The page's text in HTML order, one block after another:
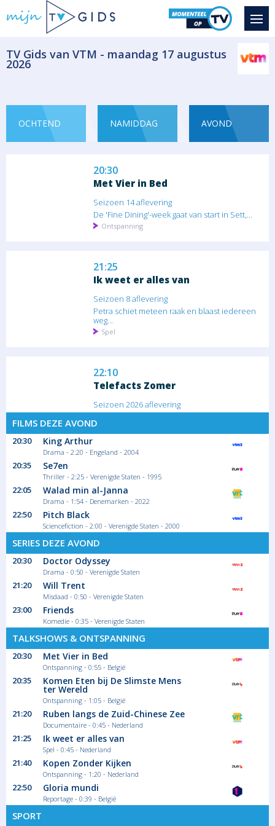
​TV Gids van VTM - maandag 17 augustus
2026
OCHTEND NAMIDDAG AVOND
Magazine - duiding Informatief
In Kaapstad heeft Jelle na lang nadenken
een...
Ontspanning
20:30
Met Vier in Bed
Seizoen 14 aflevering
De 'Fine Dining'-week gaat van start in Sett,...
Ontspanning
21:25
Ik weet er alles van
Seizoen 8 aflevering
Petra schiet meteen raak en blaast iedereen
weg...
Spel
22:10
Telefacts Zomer
Seizoen 2026 aflevering
'next...
23:10
Chicago P.D
Upton wordt verrast door een telefoontje
van Sean...
NYPD Blue
De politierechercheurs onderzoeken een...
Serie/Feuilleton Misdaad
FILMS DEZE AVOND
20:30 King Arthur
Drama - 2:20 - Engeland - 2004
20:35 Se7en
Thriller - 2:25 - Verenigde Staten - 1995
22:05 Walad min al-Janna
Drama - 1:54 - Denemarken - 2022
22:50 Pitch Black
Sciencefiction - 2:00 - Verenigde Staten - 2000
SERIES DEZE AVOND
20:30 Doctor Odyssey
Drama - 0:50 - Verenigde Staten
21:20 Will Trent
Misdaad - 0:50 - Verenigde Staten
23:00 Friends
Komedie - 0:35 - Verenigde Staten
TALKSHOWS & ONTSPANNING
20:30 Met Vier in Bed
Ontspanning - 0:55 - België
20:35 Komen Eten bij De Slimste Mens
ter Wereld
Ontspanning - 1:05 - België
21:20 Ruben langs de Zuid-Chinese Zee
Documentaire - 0:45 - Nederland
21:25 Ik weet er alles van
Spel - 0:45 - Nederland
21:40 Kopen Zonder Kijken
Ontspanning - 1:20 - Nederland
22:50 Gloria mundi
Reportage - 0:39 - België
SPORT